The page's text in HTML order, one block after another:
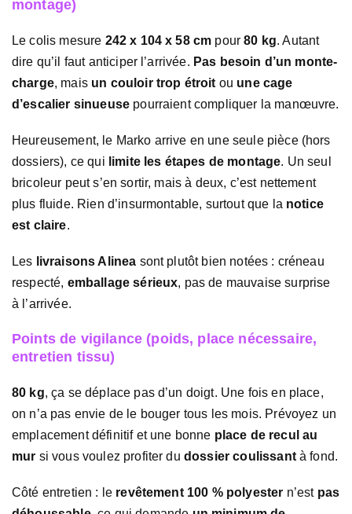
montage)
Le colis mesure 242 x 104 x 58 cm pour80 kg. Autant
dire qu’il faut anticiper l’arrivée. Pas besoin d’un monte-
charge, mais un couloir trop étroit ou une cage
d’escalier sinueuse pourraient compliquer la manœuvre.
Heureusement, le Marko arrive en une seule pièce (hors
dossiers), ce qui limite les étapes de montage. Un seul
bricoleur peut s’en sortir, mais à deux, c’est nettement
plus fluide. Rien d’insurmontable, surtout que la notice
est claire.
Les livraisons Alinea sont plutôt bien notées : créneau
respecté, emballage sérieux, pas de mauvaise surprise
à l’arrivée.
Points de vigilance (poids, place nécessaire,
entretien tissu)
80 kg, ça se déplace pas d’un doigt. Une fois en place,
on n’a pas envie de le bouger tous les mois. Prévoyez un
emplacement définitif et une bonne place de recul au
mur si vous voulez profiter du dossier coulissantà fond.
Côté entretien : le revêtement 100 % polyester n’est pas